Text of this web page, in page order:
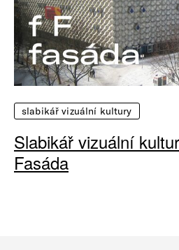
slabikář vizuální kultury
Slabikář vizuální
Fasáda